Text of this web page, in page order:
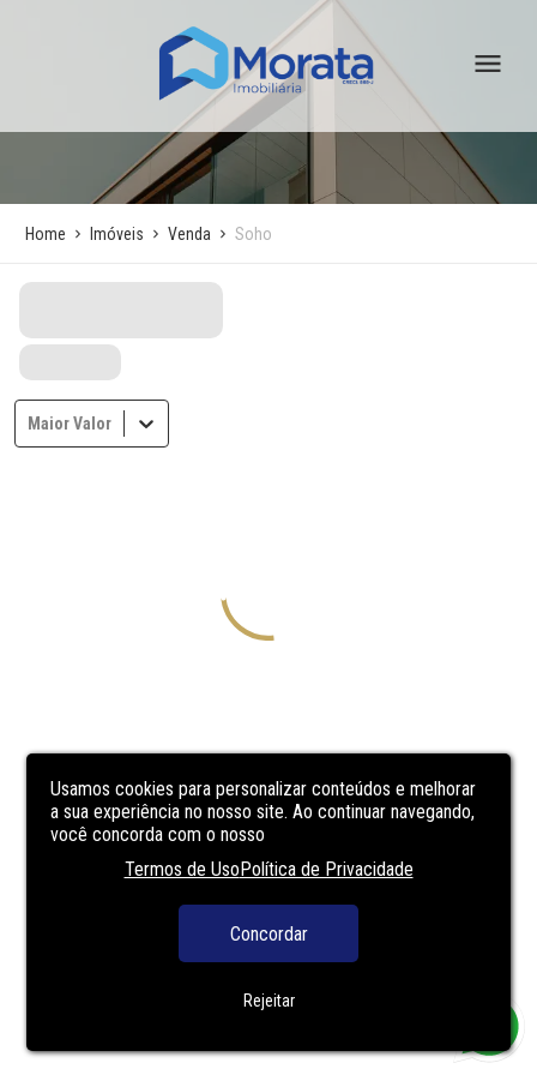
Usamos cookies para personalizar conteúdos e melhorar
a sua experiência no nosso site. Ao continuar navegando,
você concorda com o nosso
Termos de UsoPolítica de Privacidade
Concordar
Rejeitar
Home Imóveis Venda Soho
Maior Valor